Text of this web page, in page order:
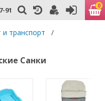
91 0
и транспорт
/
Санки